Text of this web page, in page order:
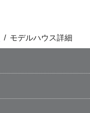
/ モデルハウス詳細